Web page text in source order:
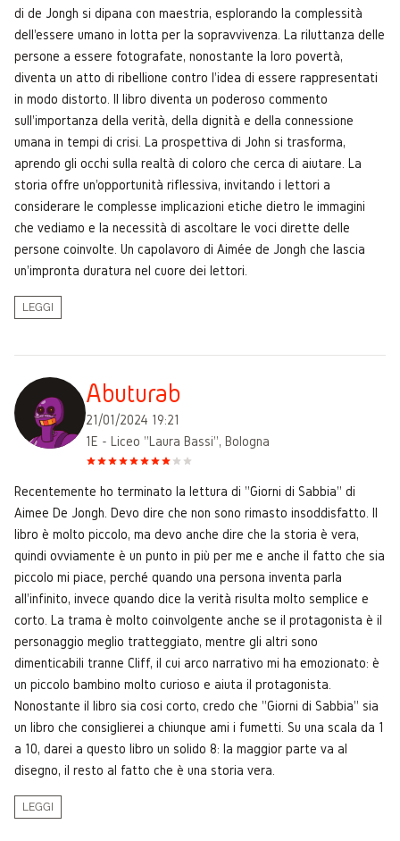
di de Jongh si dipana con maestria, esplorando la complessità
dell'essere umano in lotta per la sopravvivenza. La riluttanza delle
persone a essere fotografate, nonostante la loro povertà,
diventa un atto di ribellione contro l'idea di essere rappresentati
in modo distorto. Il libro diventa un poderoso commento
sull'importanza della verità, della dignità e della connessione
umana in tempi di crisi. La prospettiva di John si trasforma,
aprendo gli occhi sulla realtà di coloro che cerca di aiutare. La
storia offre un'opportunità riflessiva, invitando i lettori a
considerare le complesse implicazioni etiche dietro le immagini
che vediamo e la necessità di ascoltare le voci dirette delle
persone coinvolte. Un capolavoro di Aimée de Jongh che lascia
un'impronta duratura nel cuore dei lettori.
LEGGI
Abuturab
21/01/2024 19:21
1E - Liceo "Laura Bassi", Bologna
Recentemente ho terminato la lettura di "Giorni di Sabbia" di
Aimee De Jongh. Devo dire che non sono rimasto insoddisfatto. Il
libro è molto piccolo, ma devo anche dire che la storia è vera,
quindi ovviamente è un punto in più per me e anche il fatto che sia
piccolo mi piace, perché quando una persona inventa parla
all'infinito, invece quando dice la verità risulta molto semplice e
corto. La trama è molto coinvolgente anche se il protagonista è il
personaggio meglio tratteggiato, mentre gli altri sono
dimenticabili tranne Cliff, il cui arco narrativo mi ha emozionato: è
un piccolo bambino molto curioso e aiuta il protagonista.
Nonostante il libro sia cosi corto, credo che "Giorni di Sabbia" sia
un libro che consiglierei a chiunque ami i fumetti. Su una scala da 1
a 10, darei a questo libro un solido 8: la maggior parte va al
disegno, il resto al fatto che è una storia vera.
LEGGI